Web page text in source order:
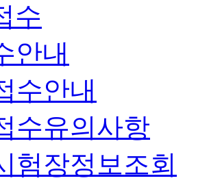
수
안내
수안내
수유의사항
험장정보조회